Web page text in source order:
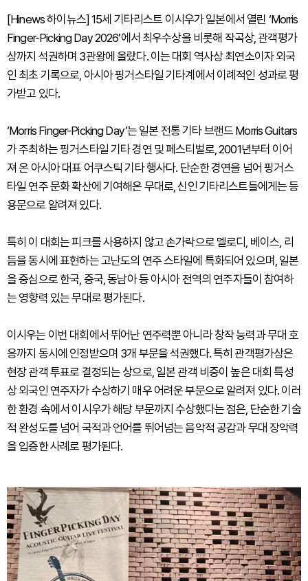
[Hinews 하이뉴스] 15세 기타리스트 이시우가 일본에서 열린 ‘Morris
Finger-Picking Day 2026’에서 최우수상을 비롯해 작곡상, 관객평가
상까지 석권하며 3관왕에 올랐다. 이는 대회 역사상 최연소이자 외국
인 최초 기록으로, 아시아 핑거스타일 기타계에서 이례적인 성과로 평
가받고 있다.
‘Morris Finger-Picking Day’는 일본 전통 기타 브랜드 Morris Guitars
가 주최하는 핑거스타일 기타 경연 및 페스티벌로, 2001년부터 이어
져 온 아시아 대표 어쿠스틱 기타 행사다. 단순한 경연을 넘어 핑거스
타일 연주 문화 확산에 기여해온 무대로, 신인 기타리스트들에게는 등
용문으로 알려져 있다.
특히 이 대회는 피크를 사용하지 않고 손가락으로 멜로디, 베이스, 리
듬을 동시에 표현하는 고난도의 연주 스타일에 특화되어 있으며, 일본
을 중심으로 한국, 중국, 동남아 등 아시아 전역의 연주자들이 참여하
는 영향력 있는 무대로 평가된다.
이시우는 이번 대회에서 뛰어난 연주력뿐 아니라 창작 능력과 무대 호
응까지 동시에 인정받으며 3개 부문을 석권했다. 특히 관객평가상은
현장 관객 투표로 결정되는 상으로, 일본 관객 비중이 높은 대회 특성
상 외국인 연주자가 수상하기 매우 어려운 부문으로 알려져 있다. 이러
한 환경 속에서 이시우가 해당 부문까지 수상했다는 점은, 단순한 기술
적 완성도를 넘어 국적과 언어를 뛰어넘는 음악적 공감과 무대 장악력
을 입증한 사례로 평가된다.